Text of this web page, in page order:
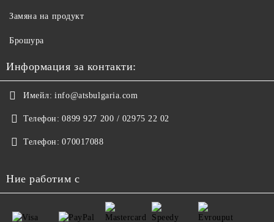
Замяна на продукт
Брошура
Информация за контакти:
Имейл: info@atsbulgaria.com
Телефон: 0899 927 200 / 02975 22 02
Телефон: 070017088
Ние работим с